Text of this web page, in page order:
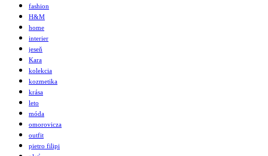
fashion
H&M
home
interier
jeseň
Kara
kolekcia
kozmetika
krása
leto
móda
omorovicza
outfit
pietro filipi